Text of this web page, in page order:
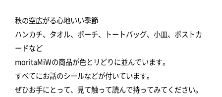
秋の空広がる心地いい季節
ハンカチ、タオル、ポーチ、トートバッグ、小皿、ポストカ
ードなど
moritaMiWの商品が色とリどりに並んでいます。
すべてにお話のシールなどが付いています。
ぜひお手にとって、見て触って読んで持ってみてください。